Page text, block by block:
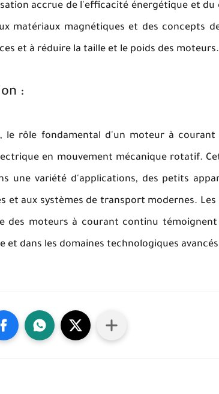
accrue de l'efficacité énergétique et
matériaux magnétiques et des concepts
et à réduire la taille et le poids des moteurs.
:
le rôle fondamental d'un moteur à
en mouvement mécanique rotatif.
une variété d'applications, des petits
et aux systèmes de transport modernes.
des moteurs à courant continu
et dans les domaines technologiques